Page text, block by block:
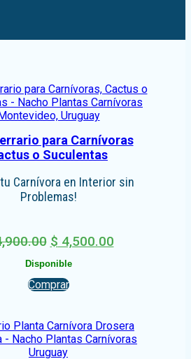
para Carnívoras
o Suculentas
Carnívora en Interior sin
Problemas!
El
precio
era:
$ 4,500.00El
Disponible
Comprar